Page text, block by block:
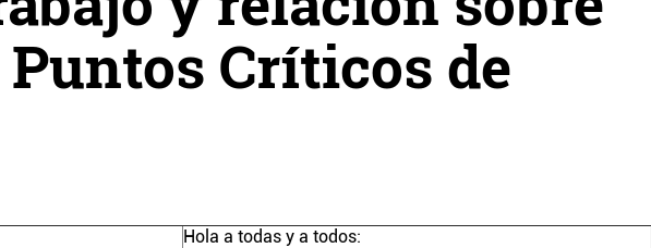
Críticos de
Hola a todas y a todos: